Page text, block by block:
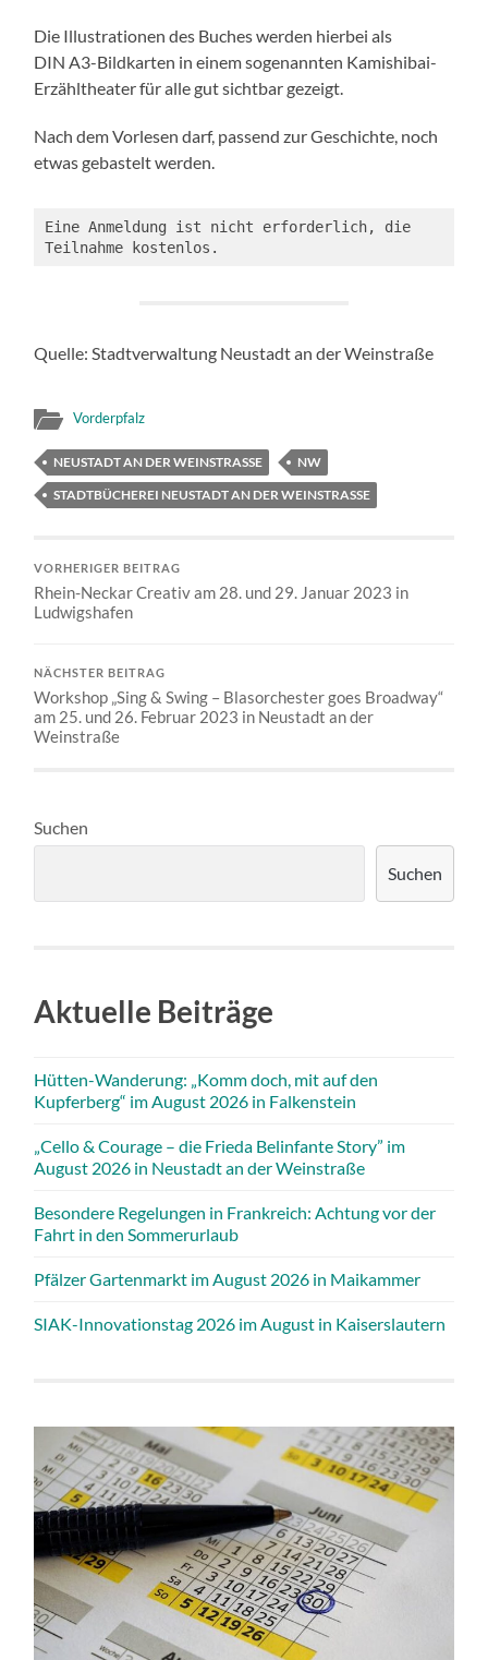
Die Illustrationen des Buches werden hierbei als
DIN A3-Bildkarten in einem sogenannten Kamishibai-
Erzähltheater für alle gut sichtbar gezeigt.
Nach dem Vorlesen darf, passend zur Geschichte, noch
etwas gebastelt werden.
Eine Anmeldung ist nicht erforderlich, die
Teilnahme kostenlos.
Quelle: Stadtverwaltung Neustadt an der Weinstraße
Vorderpfalz
NEUSTADT AN DER WEINSTRASSE
NW
STADTBÜCHEREI NEUSTADT AN DER WEINSTRASSE
VORHERIGER BEITRAG
Rhein-Neckar Creativ am 28. und 29. Januar 2023 in
Ludwigshafen
NÄCHSTER BEITRAG
Workshop „Sing & Swing – Blasorchester goes Broadway“
am 25. und 26. Februar 2023 in Neustadt an der
Weinstraße
Suchen
Suchen
Aktuelle Beiträge
Hütten-Wanderung: „Komm doch, mit auf den
Kupferberg“ im August 2026 in Falkenstein
„Cello & Courage – die Frieda Belinfante Story” im
August 2026 in Neustadt an der Weinstraße
Besondere Regelungen in Frankreich: Achtung vor der
Fahrt in den Sommerurlaub
Pfälzer Gartenmarkt im August 2026 in Maikammer
SIAK-Innovationstag 2026 im August in Kaiserslautern